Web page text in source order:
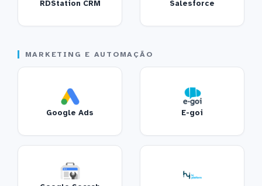
RDStation CRM Salesforce
MARKETING E AUTOMAÇÃO
Google Ads E-goi